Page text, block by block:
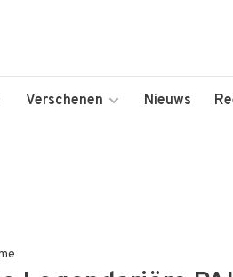
Verschenen Nieuws